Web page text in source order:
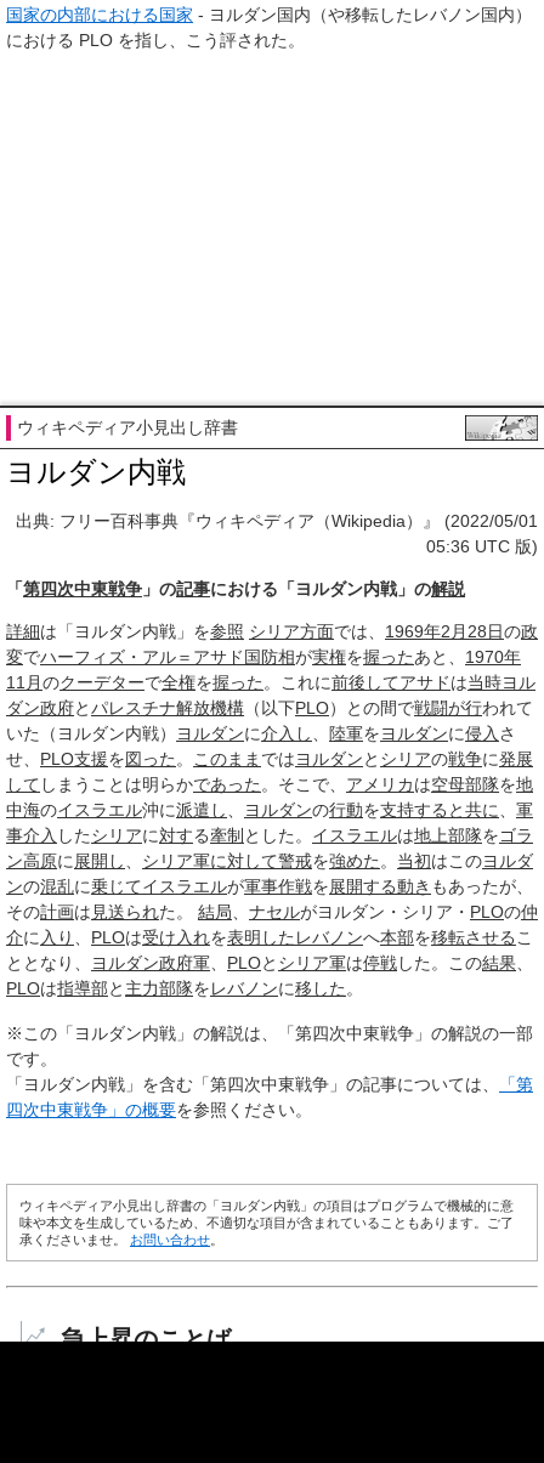
国家の内部における国家 - ヨルダン国内（や移転したレバノン国内）
における PLO を指し、こう評された。
ウィキペディア小見出し辞書
ヨルダン内戦
出典: フリー百科事典『ウィキペディア（Wikipedia）』 (2022/05/01
05:36 UTC 版)
「第四次中東戦争 」の記事における「ヨルダン内戦」の解説
詳細は「ヨルダン内戦」を参照 シリア方面では、 1969年2月28日の政
変でハーフィズ・アル＝アサド 国防相が実権を握ったあと、 1970年
11月のクーデターで全権を握った 。これに前後してアサドは当時ヨル
ダン政府とパレスチナ解放機構 （以下PLO）との間で戦闘が行われて
いた（ヨルダン内戦）
ヨルダンに介入し 陸軍をヨルダンに侵入 さ
せ、 PLO支援を図った 。 このまま ではヨルダンと シリアの戦争に発展
して しまうことは明らかであった 。そこで、 アメリカは空母部隊を地
中海のイスラエル沖に派遣し ヨルダンの行動を支持する と共に
軍
事介入 したシリアに対する牽制 とした。 イスラエルは地上部隊をゴラ
ン高原に 展開し シリア軍に対して警戒を強めた 。 当初はこのヨルダ
ンの混乱に乗じてイスラエルが軍事作戦を展開する動き もあったが、
その計画は 見送られた。 結局 ナセルがヨルダン・シリア・ PLOの仲
介に 入り PLOは受け入れを表明した レバノンへ本部を移転させる こ
ととなり、
ヨルダン政府軍 PLOと シリア軍は停戦した。この結果
PLOは指導部と 主力部隊をレバノンに移した 。
※この「ヨルダン内戦」の解説は、「第四次中東戦争」の解説の一部
です。
「ヨルダン内戦」を含む「第四次中東戦争」の記事については、
「第
四次中東戦争」の概要を参照ください。
ウィキペディア小見出し辞書の「ヨルダン内戦」の項目はプログラムで機械的に意
味や本文を生成しているため、不適切な項目が含まれていることもあります。ご了
承くださいませ。 お問い合わせ
急上昇のことば